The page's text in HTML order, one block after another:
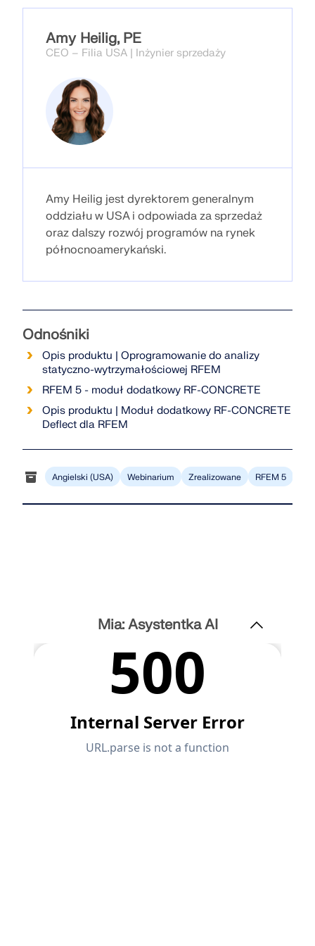
sejsmiką.
Przestarzałe produkty
Amy Heilig, PE
CEO – Filia USA | Inżynier sprzedaży
Amy Heilig jest dyrektorem generalnym
oddziału w USA i odpowiada za sprzedaż
oraz dalszy rozwój programów na rynek
północnoamerykański.
Odnośniki
Opis produktu | Oprogramowanie do analizy
statyczno-wytrzymałościowej RFEM
RFEM 5 - moduł dodatkowy RF-CONCRETE
Opis produktu | Moduł dodatkowy RF-CONCRETE
Deflect dla RFEM
Angielski (USA) Webinarium Zrealizowane RFEM 5
Mia: Asystentka AI